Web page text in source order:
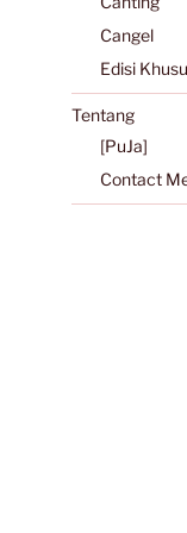
Cangel
Edisi
Tentang
[PuJa]
Contact